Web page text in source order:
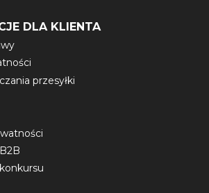
DLA KLIENTA
przesyłki